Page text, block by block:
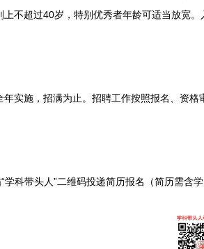
不超过40岁，特别优秀者年龄可适当放宽。
施，招满为止。招聘工作按照报名、资格
带头人”二维码投递简历报名（简历需含学